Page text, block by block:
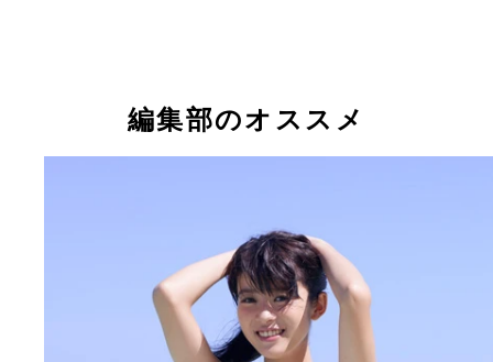
編集部のオススメ